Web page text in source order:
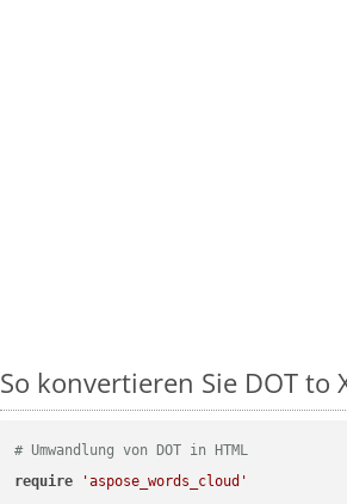
So konvertieren Sie DOT to
# Umwandlung von DOT in HTML
require
'aspose_words_cloud'